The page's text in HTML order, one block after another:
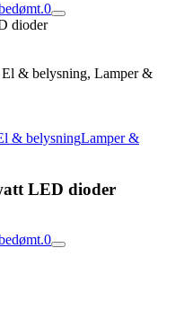
0
dioder
& belysning, Lamper &
& belysningLamper &
LED dioder
0